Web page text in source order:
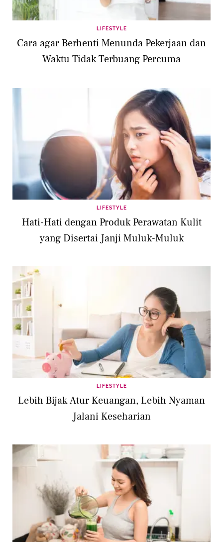
LIFESTYLE
Cara agar Berhenti Menunda Pekerjaan dan
Waktu Tidak Terbuang Percuma
LIFESTYLE
Hati-Hati dengan Produk Perawatan Kulit
yang Disertai Janji Muluk-Muluk
LIFESTYLE
Lebih Bijak Atur Keuangan, Lebih Nyaman
Jalani Keseharian